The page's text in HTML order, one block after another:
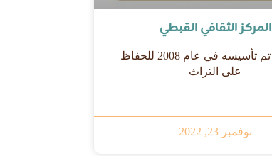
المركز الثقافي القبطي
من نحن تم تأسيسه في عام 2008 للحفاظ
على التراث
نوفمبر 23, 2022